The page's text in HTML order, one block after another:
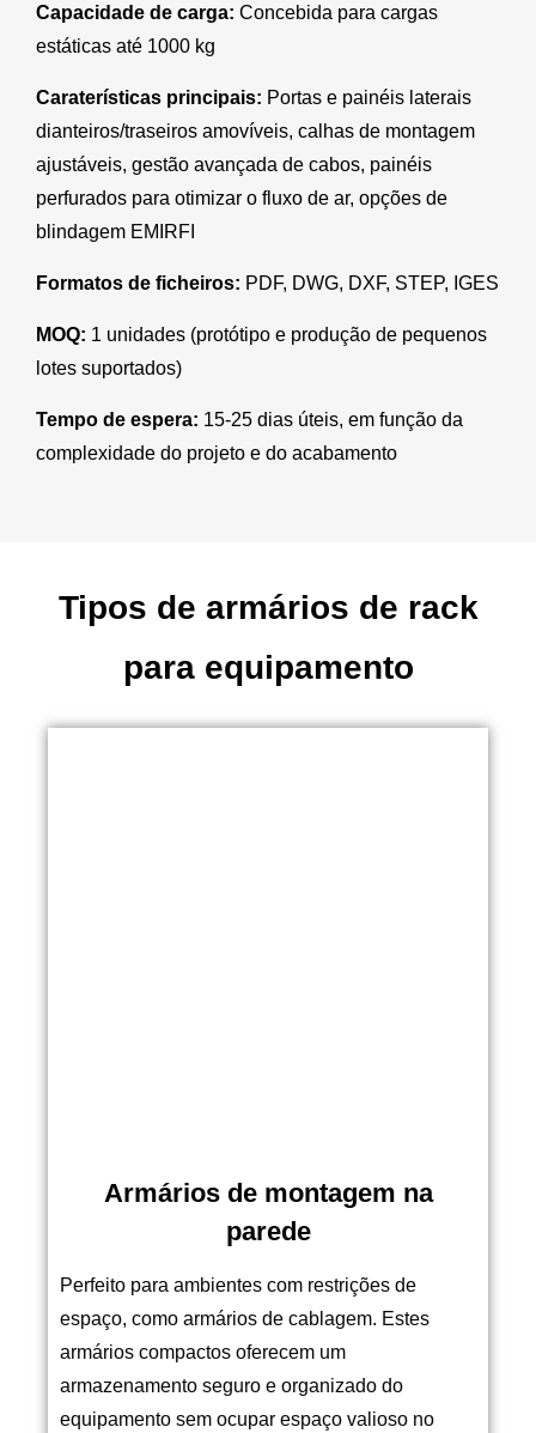
Capacidade de carga: Concebida para cargas
estáticas até 1000 kg
Caraterísticas principais: Portas e painéis laterais
dianteiros/traseiros amovíveis, calhas de montagem
ajustáveis, gestão avançada de cabos, painéis
perfurados para otimizar o fluxo de ar, opções de
blindagem EMIRFI
Formatos de ficheiros: PDF, DWG, DXF, STEP, IGES
MOQ: 1 unidades (protótipo e produção de pequenos
lotes suportados)
Tempo de espera: 15-25 dias úteis, em função da
complexidade do projeto e do acabamento
Tipos de armários de rack
para equipamento
Armários de montagem na
parede
Perfeito para ambientes com restrições de
espaço, como armários de cablagem. Estes
armários compactos oferecem um
armazenamento seguro e organizado do
equipamento sem ocupar espaço valioso no